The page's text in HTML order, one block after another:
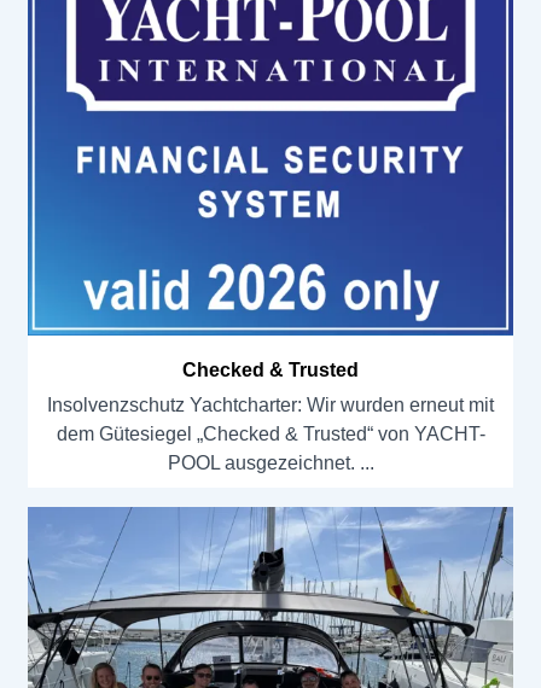
Checked & Trusted
Insolvenzschutz Yachtcharter: Wir wurden erneut mit
dem Gütesiegel „Checked & Trusted“ von YACHT-
POOL ausgezeichnet.